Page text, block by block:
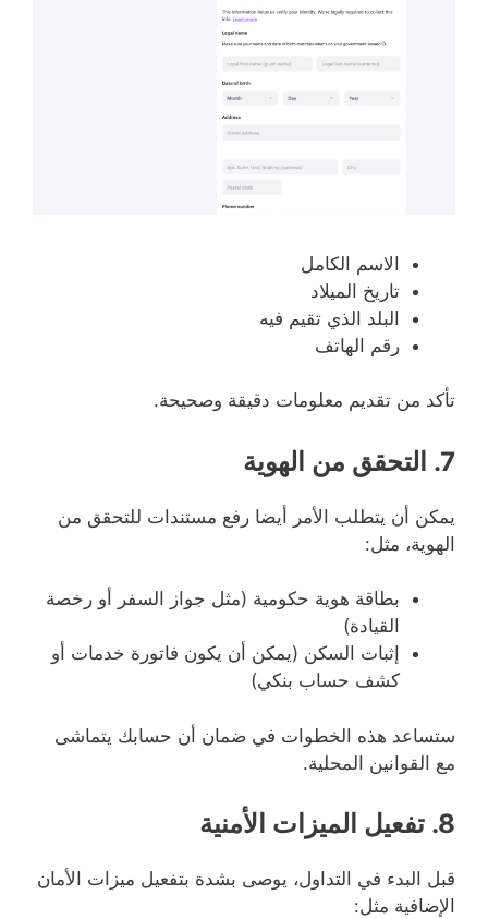
الاسم الكامل
تاريخ الميلاد
البلد الذي تقيم فيه
رقم الهاتف
تأكد من تقديم معلومات دقيقة وصحيحة.
7. التحقق من الهوية
يمكن أن يتطلب الأمر أيضا رفع مستندات للتحقق من
الهوية، مثل:
بطاقة هوية حكومية (مثل جواز السفر أو رخصة
القيادة)
إثبات السكن (يمكن أن يكون فاتورة خدمات أو
كشف حساب بنكي)
ستساعد هذه الخطوات في ضمان أن حسابك يتماشى
مع القوانين المحلية.
8. تفعيل الميزات الأمنية
قبل البدء في التداول، يوصى بشدة بتفعيل ميزات الأمان
الإضافية مثل: